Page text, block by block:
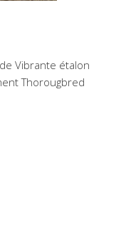
Vibrante étalon
Thorougbred